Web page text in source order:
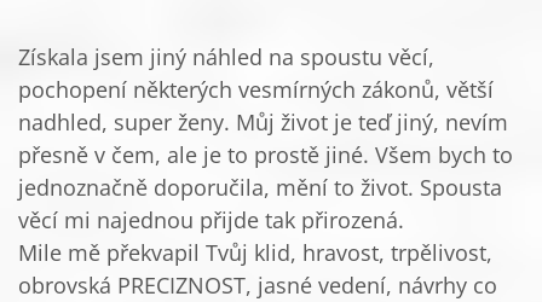
Získala jsem jiný náhled na spoustu věcí,
pochopení některých vesmírných zákonů, větší
nadhled, super ženy. Můj život je teď jiný, nevím
přesně v čem, ale je to prostě jiné. Všem bych to
jednoznačně doporučila, mění to život. Spousta
věcí mi najednou přijde tak přirozená.
Mile mě překvapil Tvůj klid, hravost, trpělivost,
obrovská PRECIZNOST, jasné vedení, návrhy co